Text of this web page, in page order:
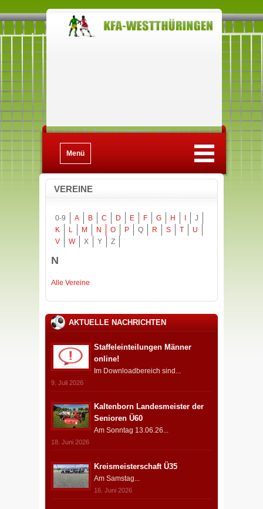
Menü
VEREINE
0-9 A B C D E F G H
J
K
L M N O P Q R S T
U
V
W X Y Z
N
Alle Vereine
AKTUELLE NACHRICHTEN
Staffeleinteilungen Männer
online!
Im Downloadbereich sind...
9. Juli 2026
Kaltenborn Landesmeister der
Senioren Ü60
Am Sonntag 13.06.26...
18. Juni 2026
Kreismeisterschaft Ü35
Am Samstag...
16. Juni 2026